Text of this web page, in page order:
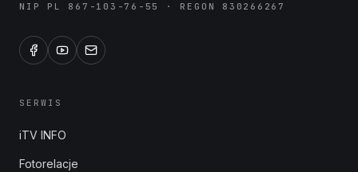
NIP PL 867-103-76-55 · REGON 830266267
SERWIS
iTV INFO
Fotorelacje